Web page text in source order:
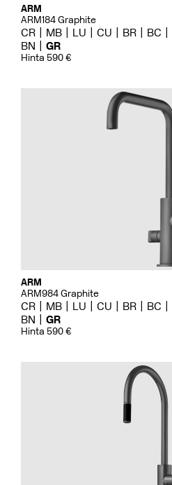
ARM
ARM184 Graphite
CR MB LU CU BR BC
BN
GR
Hinta 590 €
ARM
ARM984 Graphite
CR MB LU CU BR BC
BN
GR
Hinta 590 €